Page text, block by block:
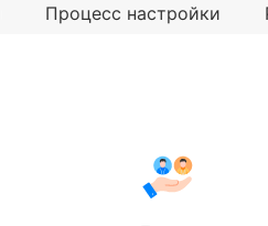
Процесс настройки